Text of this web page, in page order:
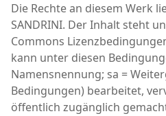
Die Rechte an diesem Werk
SANDRINI. Der Inhalt steht
Commons
kann unter diesen
Namensnennung; sa =
Bedingungen) bearbeitet,
öffentlich zugänglich